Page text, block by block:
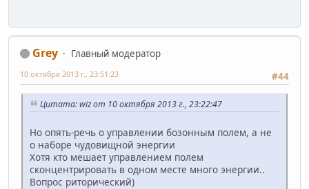
Grey
Главный модератор
#44
10 октября 2013 г., 23:51:23
Цитата: wiz от 10 октября 2013 г., 23:22:47
Но опять-речь о управлении бозонным полем, а не
о наборе чудовищной энергии
Хотя кто мешает управлением полем
сконцентрировать в одном месте много энергии..
Вопрос риторический)